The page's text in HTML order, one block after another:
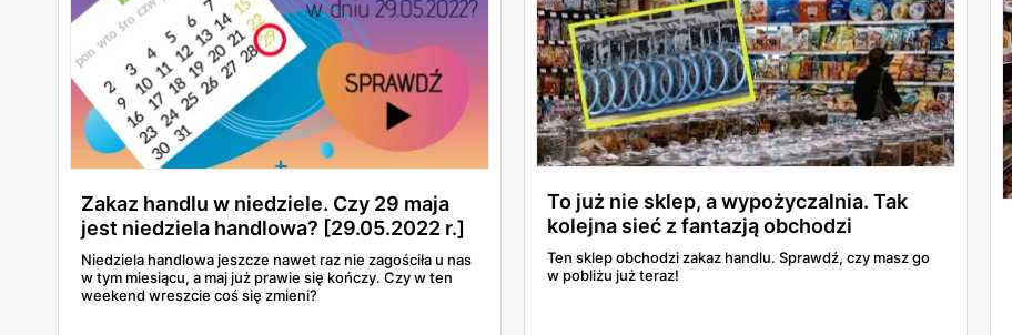
Zakaz handlu w niedziele. Czy 29 maja
jest niedziela handlowa? [29.05.2022 r.]
Niedziela handlowa jeszcze nawet raz nie zagościła u nas
w tym miesiącu, a maj już prawie się kończy. Czy w ten
weekend wreszcie coś się zmieni?
To już nie sklep, a wypożyczalnia. Tak
kolejna sieć z fantazją obchodzi
przepisy!
Ten sklep obchodzi zakaz handlu. Sprawdź, czy masz go
w pobliżu już teraz!